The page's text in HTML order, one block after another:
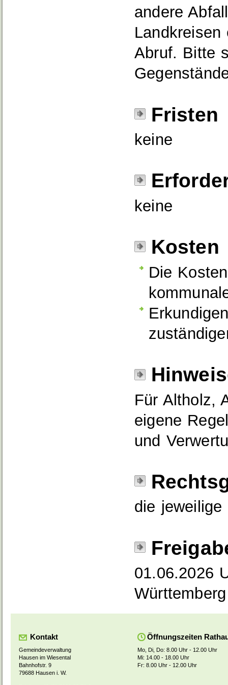
andere
Abruf. Bitte
Fristen
keine
keine
Kosten
Die
Für Altholz,
eigene
und
die
01.06.2026
Württemberg
Kontakt
Gemeindeverwaltung
Hausen im Wiesental
Bahnhofstr. 9
79688 Hausen i. W.
Öffnungszeiten
Mo, Di, Do: 8.00 Uhr - 12.00 Uhr
Mi: 14.00 - 18.00 Uhr
Fr: 8.00 Uhr - 12.00 Uhr